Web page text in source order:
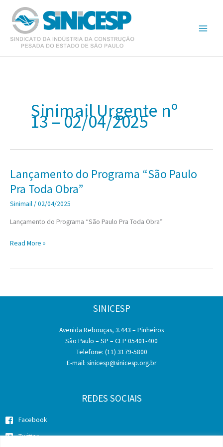
para
conteúdo
Sinimail Urgente nº
13 – 02/04/2025
Lançamento do Programa “São Paulo
Pra Toda Obra”
Sinimail/02/04/2025
Lançamento do Programa “São Paulo Pra Toda Obra”
Lançamento
Pra
Read More »
SINICESP
Avenida Rebouças, 3.443 – Pinheiros
São Paulo – SP – CEP 05401-400
Telefone: (11) 3179-5800
E-mail: sinicesp@sinicesp.org.br
REDES SOCIAIS
Facebook
Twitter